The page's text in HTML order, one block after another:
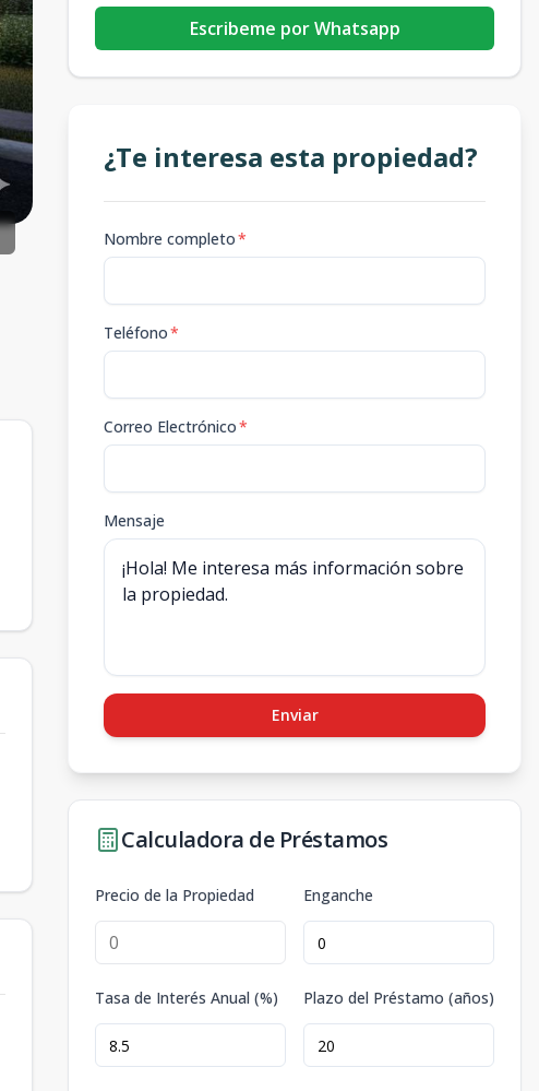
Escribeme por Whatsapp
¿Te interesa esta propiedad?
Nombre completo*
Teléfono*
Correo Electrónico*
Mensaje
Enviar
Calculadora de Préstamos
Precio de la Propiedad Enganche
Tasa de Interés Anual (%) Plazo del Préstamo (años)